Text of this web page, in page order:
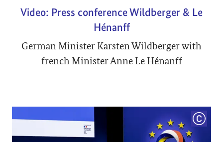
Video: Press conference Wildberger & Le
Hénanff
German Minister Karsten Wildberger with
french Minister Anne Le Hénanff